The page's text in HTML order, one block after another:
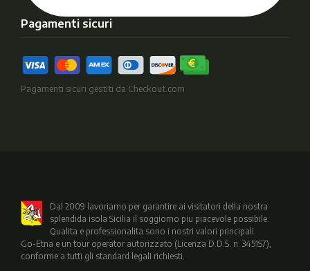
Pagamenti sicuri
Pagamenti sicuri gestiti da Checkout.com
Dal 2009 lavoriamo per garantire ai visitatori della nostra
splendida isola Sicilia il soggiorno piu piacevole possibile.
Qualita e professionalita sono i nostri valori principali.
Go-Etna e un tour operator autorizzato (Licenza D.D.S. n. 3451S7),
conforme a tutti gli standard legali richiesti.